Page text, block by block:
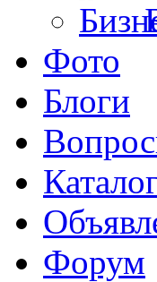
Фото
Блоги
Форум